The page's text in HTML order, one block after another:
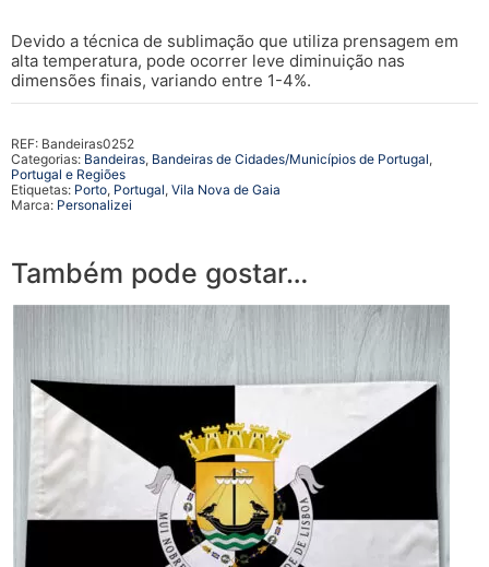
Devido a técnica de sublimação que utiliza prensagem em
alta temperatura, pode ocorrer leve diminuição nas
dimensões finais, variando entre 1-4%.
REF: Bandeiras0252
Categorias: Bandeiras, Bandeiras de Cidades/Municípios de Portugal,
Portugal e Regiões
Etiquetas: Porto, Portugal, Vila Nova de Gaia
Marca: Personalizei
Também pode gostar…